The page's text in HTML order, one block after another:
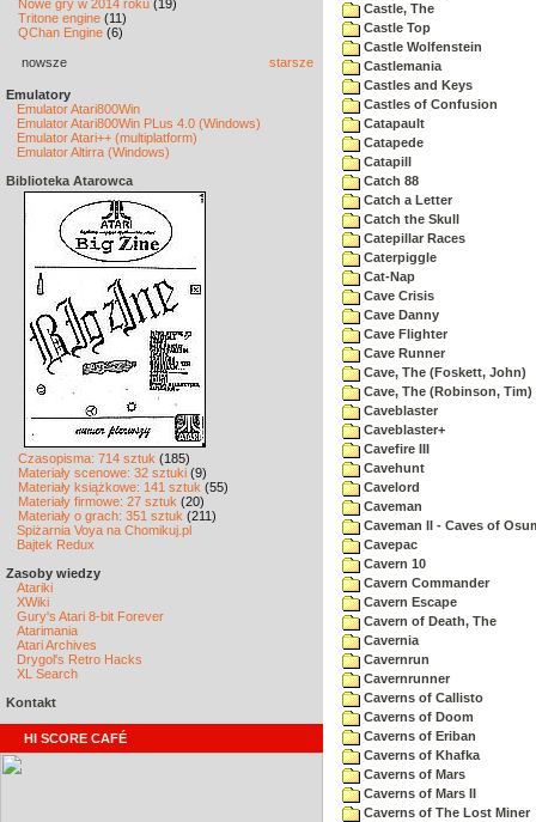
Nowe gry w 2014 roku (19)
Tritone engine (11)
QChan Engine (6)
nowsze starsze
Emulatory
Emulator Atari800Win
Emulator Atari800Win PLus 4.0 (Windows)
Emulator Atari++ (multiplatform)
Emulator Altirra (Windows)
Biblioteka Atarowca
Czasopisma: 714 sztuk (185)
Materiały scenowe: 32 sztuki (9)
Materiały książkowe: 141 sztuk (55)
Materiały firmowe: 27 sztuk (20)
Materiały o grach: 351 sztuk (211)
Spiżarnia Voya na Chomikuj.pl
Bajtek Redux
Zasoby wiedzy
Atariki
XWiki
Gury's Atari 8-bit Forever
Atarimania
Atari Archives
Drygol's Retro Hacks
XL Search
Kontakt
HI SCORE CAFÉ
Castle, The
Castle Top
Castle Wolfenstein
Castlemania
Castles and Keys
Castles of Confusion
Catapault
Catapede
Catapill
Catch 88
Catch a Letter
Catch the Skull
Catepillar Races
Caterpiggle
Cat-Nap
Cave Crisis
Cave Danny
Cave Flighter
Cave Runner
Cave, The (Foskett, John)
Cave, The (Robinson, Tim)
Caveblaster
Caveblaster+
Cavefire III
Cavehunt
Cavelord
Caveman
Caveman II - Caves of
Cavepac
Cavern 10
Cavern Commander
Cavern Escape
Cavern of Death, The
Cavernia
Cavernrun
Cavernrunner
Caverns of Callisto
Caverns of Doom
Caverns of Eriban
Caverns of Khafka
Caverns of Mars
Caverns of Mars II
Caverns of The Lost Miner